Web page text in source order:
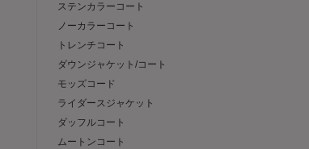
ステンカラーコート
ノーカラーコート
トレンチコート
ダウンジャケット/コート
モッズコード
ライダースジャケット
ダッフルコート
ムートンコート